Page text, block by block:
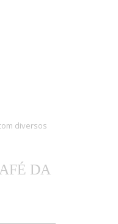
diversos
DA